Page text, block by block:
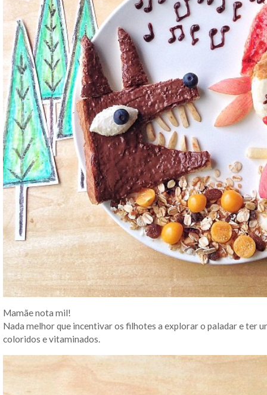
Mamãe nota mil!
Nada melhor que incentivar os filhotes a explorar o paladar e ter
coloridos e vitaminados.